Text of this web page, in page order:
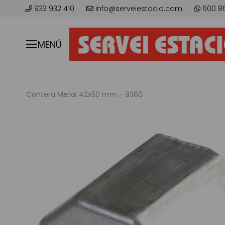
933 932 410 info@serveiestacio.com 600
MENÚ
Contera Metal 42x50 mm - 9360